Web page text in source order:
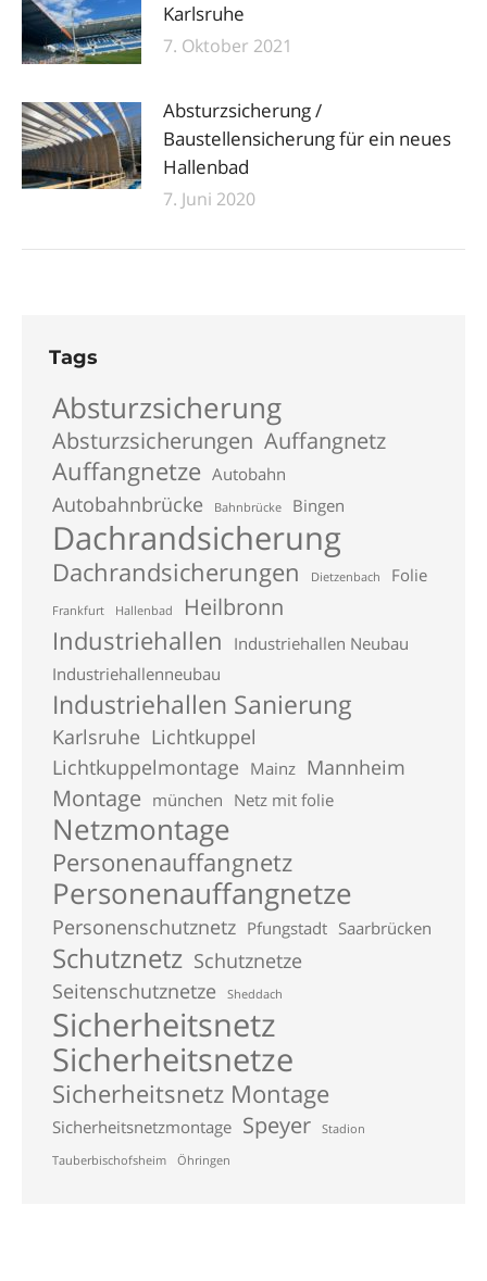
Karlsruhe
7. Oktober 2021
Absturzsicherung /
Baustellensicherung für ein neues
Hallenbad
7. Juni 2020
Tags
Absturzsicherung
Absturzsicherungen Auffangnetz
Auffangnetze Autobahn
Autobahnbrücke Bahnbrücke Bingen
Dachrandsicherung
Dachrandsicherungen Dietzenbach Folie
Frankfurt Hallenbad Heilbronn
Industriehallen
Industriehallen Neubau
Industriehallenneubau
Industriehallen Sanierung
Karlsruhe Lichtkuppel
Lichtkuppelmontage Mainz Mannheim
Montage münchen Netz mit folie
Netzmontage
Personenauffangnetz
Personenauffangnetze
Personenschutznetz Pfungstadt Saarbrücken
Schutznetz Schutznetze
Seitenschutznetze
Sheddach
Sicherheitsnetz
Sicherheitsnetze
Sicherheitsnetz Montage
Sicherheitsnetzmontage Speyer Stadion
Tauberbischofsheim Öhringen